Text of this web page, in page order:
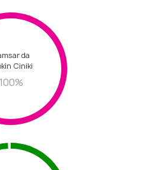
da
Ciniki
100%